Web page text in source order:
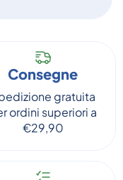
Consegne
gratuita
ordini superiori a
€29,90